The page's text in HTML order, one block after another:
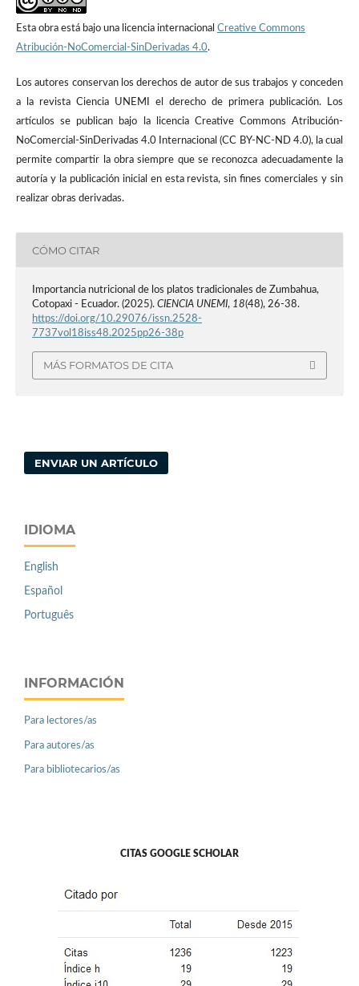
Esta obra está bajo una licencia internacional Creative Commons
Atribución-NoComercial-SinDerivadas 4.0.
Los autores conservan los derechos de autor de sus trabajos y conceden
a la revista Ciencia UNEMI el derecho de primera publicación. Los
artículos se publican bajo la licencia Creative Commons Atribución-
NoComercial-SinDerivadas 4.0 Internacional (CC BY-NC-ND 4.0), la cual
permite compartir la obra siempre que se reconozca adecuadamente la
autoría y la publicación inicial en esta revista, sin fines comerciales y sin
realizar obras derivadas.
CÓMO CITAR
Importancia nutricional de los platos tradicionales de Zumbahua,
Cotopaxi - Ecuador. (2025). CIENCIA UNEMI, 18(48), 26-38.
https://doi.org/10.29076/issn.2528-
7737vol18iss48.2025pp26-38p
MÁS FORMATOS DE CITA
ENVIAR UN ARTÍCULO
IDIOMA
English
Español
Português
INFORMACIÓN
Para lectores/as
Para autores/as
Para bibliotecarios/as
CITAS GOOGLE SCHOLAR